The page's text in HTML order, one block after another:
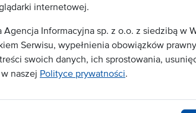
użytkowników.
umowę z
internetowej.
Informacyjna sp. z o.o. z siedzibą w
Serwisu, wypełnienia obowiązków
swoich danych, ich sprostowania,
naszej Polityce prywatności